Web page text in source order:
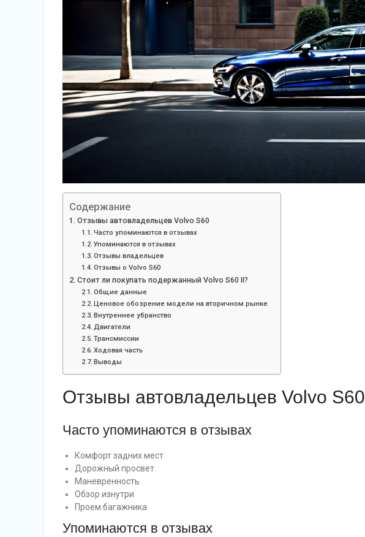
Содержание
Отзывы автовладельцев Volvo S60
Часто упоминаются в отзывах
Упоминаются в отзывах
Отзывы владельцев
Отзывы о Volvo S60
Стоит ли покупать подержанный Volvo S60 II?
Общие данные
Ценовое обозрение модели на вторичном рынке
Внутреннее убранство
Двигатели
Трансмиссии
Ходовая часть
Выводы
Отзывы автовладельцев Volvo S60
Часто упоминаются в отзывах
Комфорт задних мест
Дорожный просвет
Маневренность
Обзор изнутри
Проем багажника
Упоминаются в отзывах